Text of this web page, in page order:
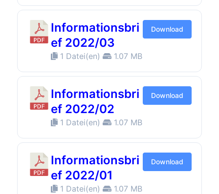
Informationsbri
ef 2022/03
1 Datei(en) 1.07 MB
Download
Informationsbri
ef 2022/02
1 Datei(en) 1.07 MB
Download
Informationsbri
ef 2022/01
1 Datei(en) 1.07 MB
Download